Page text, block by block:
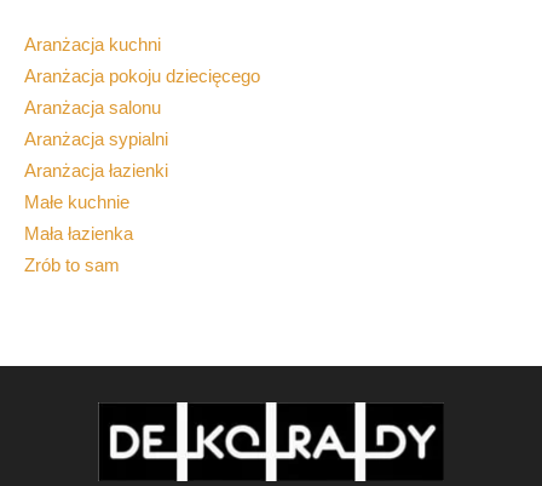
Aranżacja kuchni
Aranżacja pokoju dziecięcego
Aranżacja salonu
Aranżacja sypialni
Aranżacja łazienki
Małe kuchnie
Mała łazienka
Zrób to sam